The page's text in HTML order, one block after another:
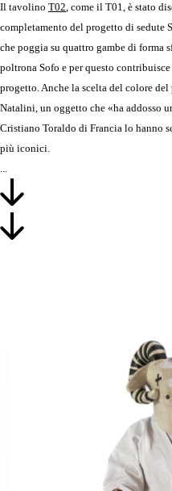
Il tavolino T02, come il T01, è stato
completamento del progetto di sedute
che poggia su quattro gambe di forma
poltrona Sofo e per questo
progetto. Anche la scelta del colore
Natalini, un oggetto che «ha addosso
Cristiano Toraldo di Francia lo hanno
più iconici.
...